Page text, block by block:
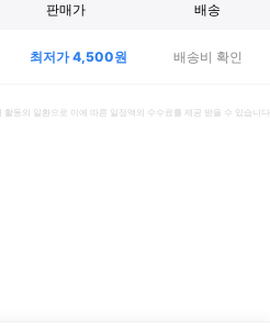
판매가 배송
최저가4,500원 배송비 확인
활동의 일환으로 이에 따른 일정액의 수수료를 제공 받을 수 있습니다